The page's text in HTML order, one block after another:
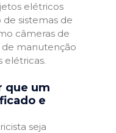
elétricos
de sistemas de
câmeras de
de manutenção
elétricas.
que um
e
seja